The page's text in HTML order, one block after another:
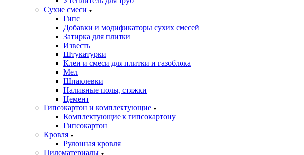
Сухие смеси
Гипс
Добавки и модификаторы сухих смесей
Затирка для плитки
Известь
Штукатурки
Клеи и смеси для плитки и газоблока
Мел
Шпаклевки
Наливные полы, стяжки
Цемент
Гипсокартон и комплектующие
Комплектующие к гипсокартону
Гипсокартон
Кровля
Рулонная кровля
Пиломатериалы